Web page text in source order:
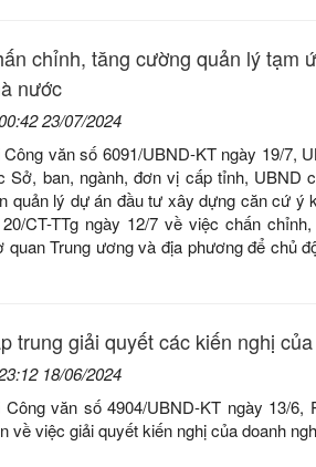
chỉnh, tăng cường quản lý tạm
nước
23/07/2024
Công văn số 6091/UBND-KT ngày 19/7,
Sở, ban, ngành, đơn vị cấp tỉnh, UBND
quản lý dự án đầu tư xây dựng căn cứ ý
CT-TTg ngày 12/7 về việc chấn
Trung ương và địa phương để chủ
trung giải quyết các kiến nghị
18/06/2024
Công văn số 4904/UBND-KT ngày 13/
về việc giải quyết kiến nghị của doanh